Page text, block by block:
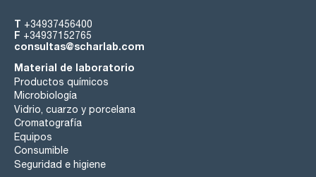
T +34937456400
F +34937152765
consultas@scharlab.com
Material de laboratorio
Productos químicos
Microbiología
Vidrio, cuarzo y porcelana
Cromatografía
Equipos
Consumible
Seguridad e higiene